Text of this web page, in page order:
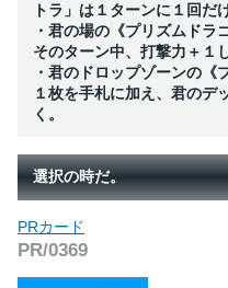
トラ」は１ターンに１回だ
・君の場の《プリズムドラ
そのターン中、打撃力＋１
・君のドロップゾーンの《
１枚を手札に加え、君のデ
く。
選択の時だ。
PRカード
PR/0369